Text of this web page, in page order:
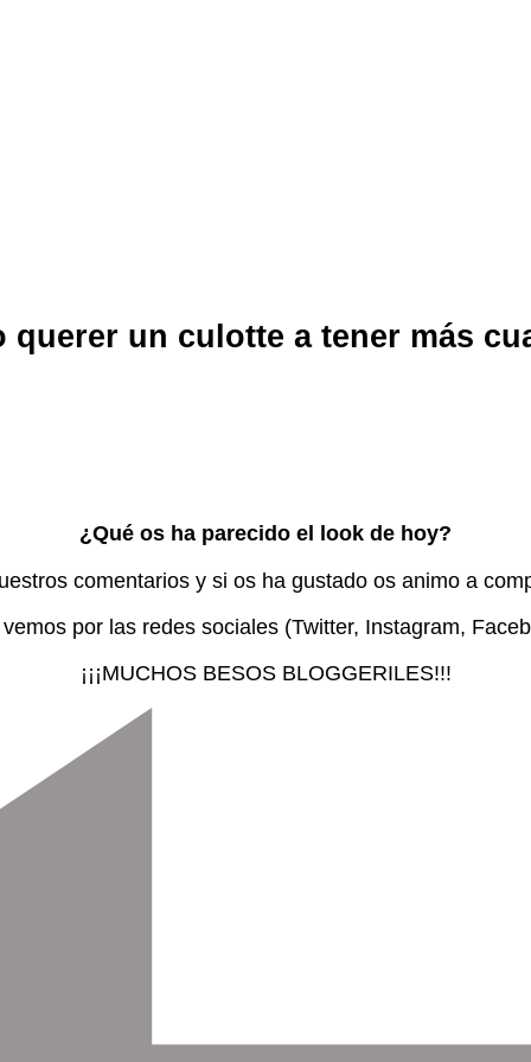
querer un culotte a tener más
¿Qué os ha parecido el look de hoy?
comentarios y si os ha gustado os animo a
por las redes sociales (Twitter, Instagram,
¡¡¡MUCHOS BESOS BLOGGERILES!!!